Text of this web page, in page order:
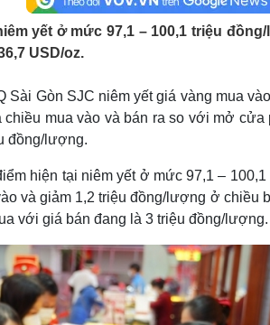
Bóng đá
Lịch thi đấu bóng đá
Thế giới thể thao
Hậu trường
Ô tô
Xe máy
Văn hóa
Sân khấu - Điện ảnh
Văn học
Âm nhạc
Di sản
Giải trí
Thời
Sao Việt
yết ở mức 97,1 – 100,1 triệu
USD/oz.
Gòn SJC niêm yết giá vàng mua
mua vào và bán ra so với mở cửa
đồng/lượng.
hiện tại niêm yết ở mức 97,1 –
và giảm 1,2 triệu đồng/lượng ở chiều
với giá bán đang là 3 triệu đồng/lượng.